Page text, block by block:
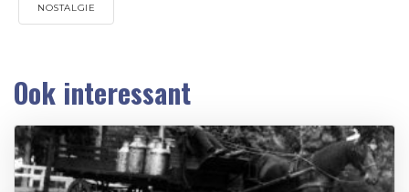
NOSTALGIE
Ook interessant